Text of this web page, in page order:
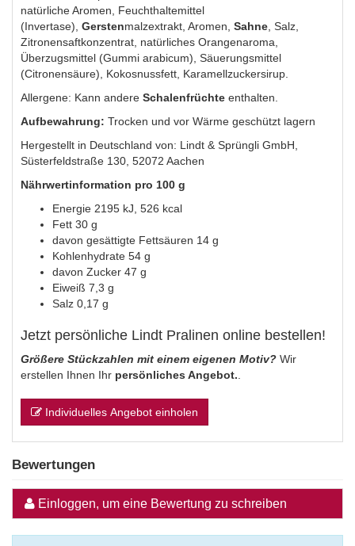
natürliche Aromen, Feuchthaltemittel
(Invertase), Gerstenmalzextrakt, Aromen, Sahne , Salz,
Zitronensaftkonzentrat, natürliches Orangenaroma,
Überzugsmittel (Gummi arabicum), Säuerungsmittel
(Citronensäure), Kokosnussfett, Karamellzuckersirup.
Allergene: Kann andere Schalenfrüchte enthalten.
Aufbewahrung: Trocken und vor Wärme geschützt lagern
Hergestellt in Deutschland von: Lindt & Sprüngli GmbH,
Süsterfeldstraße 130, 52072 Aachen
Nährwertinformation pro 100 g
Energie 2195 kJ, 526 kcal
Fett 30 g
davon gesättigte Fettsäuren 14 g
Kohlenhydrate 54 g
davon Zucker 47 g
Eiweiß 7,3 g
Salz 0,17 g
Jetzt persönliche Lindt Pralinen online bestellen!
Größere Stückzahlen mit einem eigenen Motiv? Wir
erstellen Ihnen Ihr persönliches Angebot.
Individuelles Angebot einholen
Bewertungen
Einloggen, um eine Bewertung zu schreiben